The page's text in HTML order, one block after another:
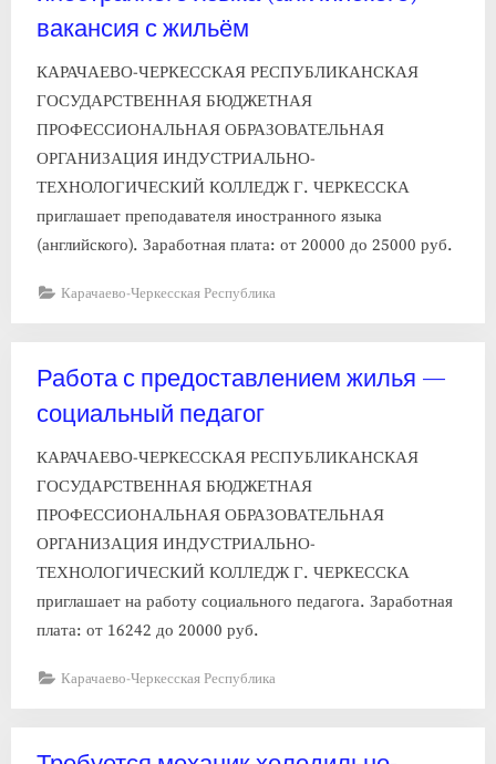
вакансия с жильём
КАРАЧАЕВО-ЧЕРКЕССКАЯ РЕСПУБЛИКАНСКАЯ
ГОСУДАРСТВЕННАЯ БЮДЖЕТНАЯ
ПРОФЕССИОНАЛЬНАЯ ОБРАЗОВАТЕЛЬНАЯ
ОРГАНИЗАЦИЯ ИНДУСТРИАЛЬНО-
ТЕХНОЛОГИЧЕСКИЙ КОЛЛЕДЖ Г. ЧЕРКЕССКА
приглашает преподавателя иностранного языка
(английского). Заработная плата: от 20000 до 25000 руб.
Карачаево-Черкесская Республика
Работа с предоставлением жилья —
социальный педагог
КАРАЧАЕВО-ЧЕРКЕССКАЯ РЕСПУБЛИКАНСКАЯ
ГОСУДАРСТВЕННАЯ БЮДЖЕТНАЯ
ПРОФЕССИОНАЛЬНАЯ ОБРАЗОВАТЕЛЬНАЯ
ОРГАНИЗАЦИЯ ИНДУСТРИАЛЬНО-
ТЕХНОЛОГИЧЕСКИЙ КОЛЛЕДЖ Г. ЧЕРКЕССКА
приглашает на работу социального педагога. Заработная
плата: от 16242 до 20000 руб.
Карачаево-Черкесская Республика